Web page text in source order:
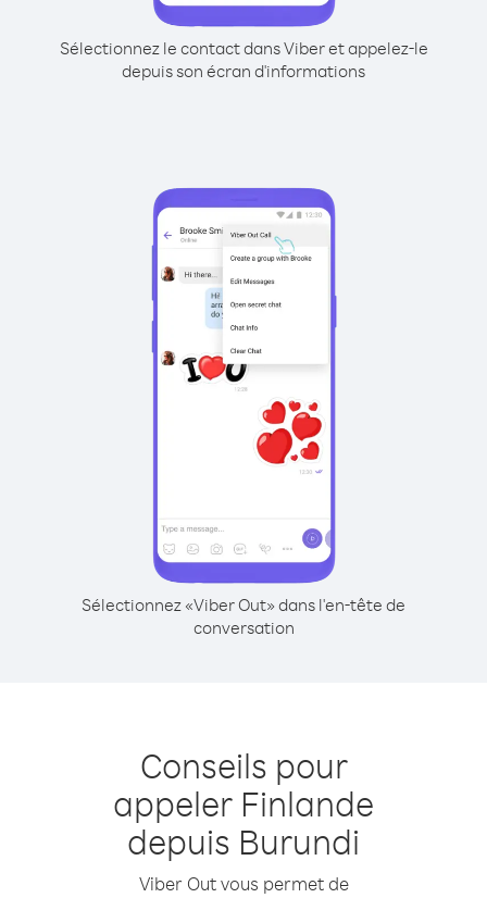
Sélectionnez le contact dans Viber et appelez-le
depuis son écran d'informations
Sélectionnez «Viber Out» dans l'en-tête de
conversation
Conseils pour
appeler Finlande
depuis Burundi
Viber Out vous permet de